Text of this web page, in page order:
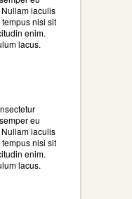
iaculis
nisi sit
enim.
lacus.
eu
iaculis
nisi sit
enim.
lacus.